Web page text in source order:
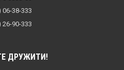
06-38-333
26-90-333
ДРУЖИТИ!